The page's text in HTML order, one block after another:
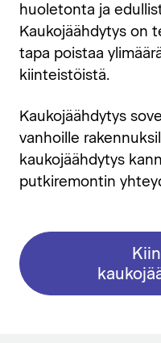
huoletonta ja
Kaukojäähdytys on
tapa poistaa
kiinteistöistä.
Kaukojäähdytys
vanhoille
kaukojäähdytys
putkiremontin